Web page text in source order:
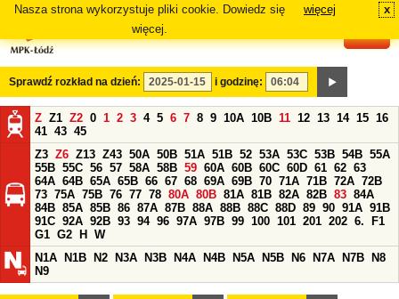
Nasza strona wykorzystuje pliki cookie. Dowiedz się
więcej.
więcej x
Sprawdź rozkład na dzień: i godzinę:
Z Z1 Z2 0 1 2 3 4 5 6 7 8 9 10A 10B 11 12 13 14 15 16
41 43 45
Z3 Z6 Z13 Z43 50A 50B 51A 51B 52 53A 53C 53B 54B 55A
55B 55C 56 57 58A 58B 59 60A 60B 60C 60D 61 62 63
64A 64B 65A 65B 66 67 68 69A 69B 70 71A 71B 72A 72B
73 75A 75B 76 77 78 80A 80B 81A 81B 82A 82B 83 84A
84B 85A 85B 86 87A 87B 88A 88B 88C 88D 89 90 91A 91B
91C 92A 92B 93 94 96 97A 97B 99 100 101 201 202 6.
F1
G1 G2 H
W
N1A
N1B N2 N3A N3B N4A N4B N5A N5B N6 N7A N7B
N8
N9